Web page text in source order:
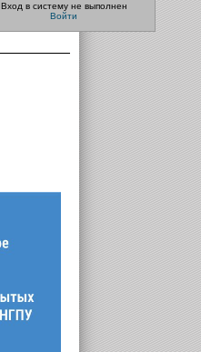
Вход в систему не выполнен
Войти